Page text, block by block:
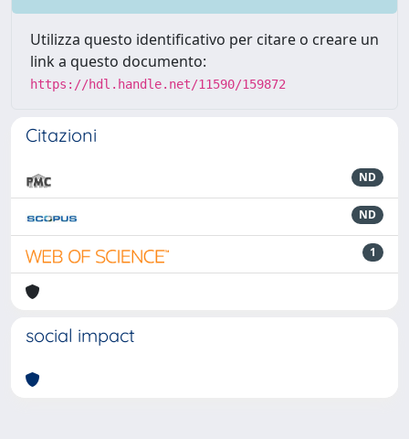
Utilizza questo identificativo per citare o creare un
link a questo documento:
https://hdl.handle.net/11590/159872
Citazioni
ND
ND
1
social impact